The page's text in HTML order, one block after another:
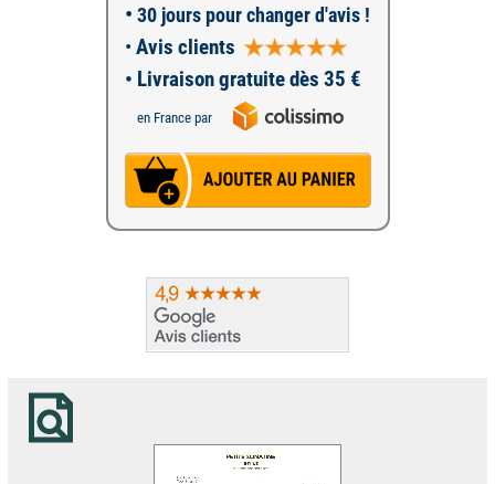
• 30 jours pour changer d'avis !
• Avis clients
• Livraison gratuite dès 35 €
en France par